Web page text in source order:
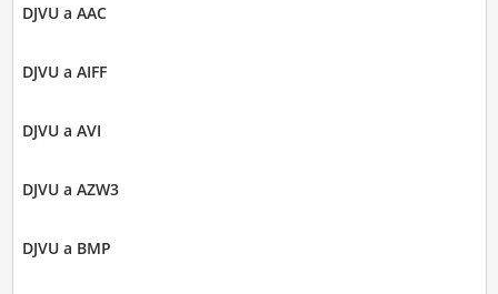
DJVU a AAC
DJVU a AIFF
DJVU a AVI
DJVU a AZW3
DJVU a BMP